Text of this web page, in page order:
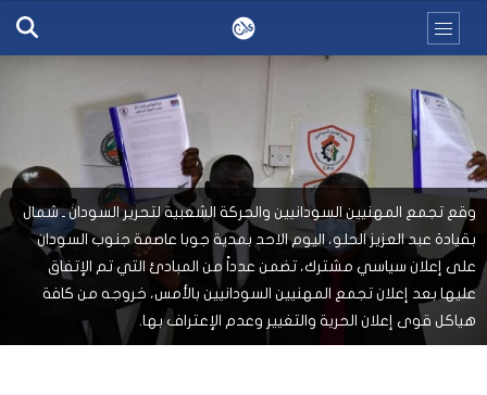
وقع تجمع المهنيين السودانيين والحركة الشعبية لتحرير السودان ـ شمال
بقيادة عبد العزيز الحلو، اليوم الاحد بمدية جوبا عاصمة جنوب السودان
على إعلان سياسي مشترك، تضمن عدداً من المبادئ التي تم الإتفاق
عليها بعد إعلان تجمع المهنيين السودانيين بالأمس، خروجه من كافة
هياكل قوى إعلان الحرية والتغيير وعدم الإعتراف بها.